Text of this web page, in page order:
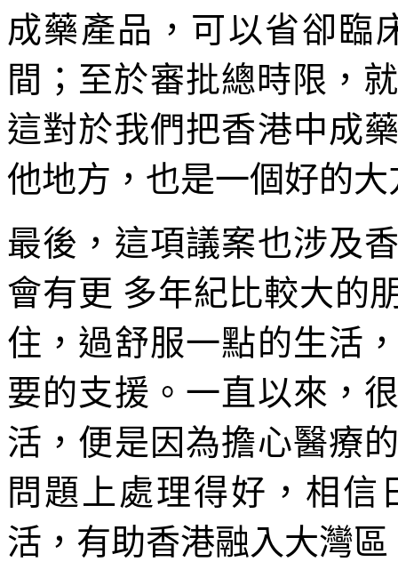
成藥產品，可以省卻臨
間；至於審批總時限，
這對於我們把香港中成
他地方，也是一個好的大
最後，這項議案也涉及
會有更 多年紀比較大的
住，過舒服一點的生活
要的支援。一直以來，
活，便是因為擔心醫療
問題上處理得好，相
活，有助香港融入大灣區